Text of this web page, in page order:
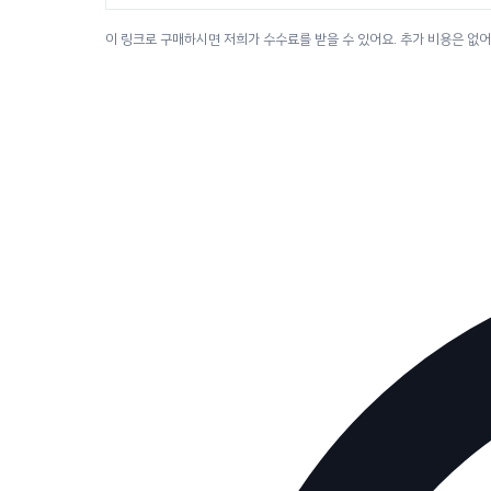
이 링크로 구매하시면 저희가 수수료를 받을 수 있어요. 추가 비용은 없